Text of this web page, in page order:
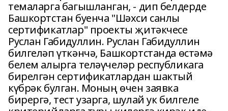
темаларга багышланган, - дип белдерде
Башкортстан буенча "Шәхси санлы
сертификатлар" проекты җитәкчесе
Руслан Габидуллин. Руслан Габидуллин
билгеләп үткәнчә, Башкортстанда өстәмә
белем алырга теләүчеләр республикага
бирелгән сертификатлардан шактый
күбрәк булган. Моның өчен заявка
бирергә, тест узарга, шулай ук билгеле